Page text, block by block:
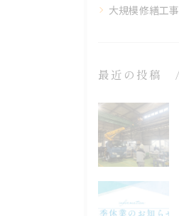
大規模修繕工事
最近の投稿